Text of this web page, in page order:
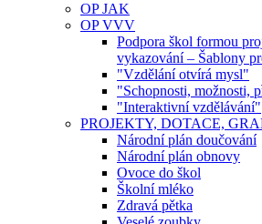
OP JAK
OP VVV
Podpora škol formou
vykazování – Šablony
"Vzdělání otvírá mysl"
"Schopnosti, možnosti,
"Interaktivní vzdělávání"
PROJEKTY, DOTACE,
Národní plán doučování
Národní plán obnovy
Ovoce do škol
Školní mléko
Zdravá pětka